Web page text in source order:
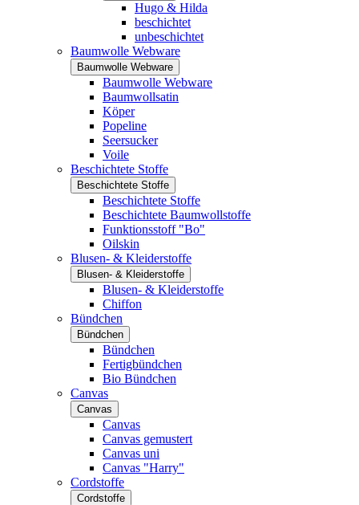
Hugo & Hilda
beschichtet
unbeschichtet
Baumwolle Webware
Baumwolle Webware
Baumwolle Webware
Baumwollsatin
Köper
Popeline
Seersucker
Voile
Beschichtete Stoffe
Beschichtete Stoffe
Beschichtete Stoffe
Beschichtete Baumwollstoffe
Funktionsstoff "Bo"
Oilskin
Blusen- & Kleiderstoffe
Blusen- & Kleiderstoffe
Blusen- & Kleiderstoffe
Chiffon
Bündchen
Bündchen
Bündchen
Fertigbündchen
Bio Bündchen
Canvas
Canvas
Canvas
Canvas gemustert
Canvas uni
Canvas "Harry"
Cordstoffe
Cordstoffe